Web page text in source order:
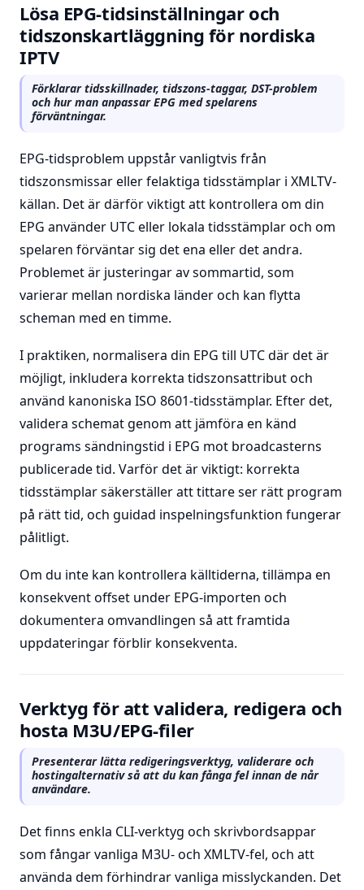
Lösa EPG-tidsinställningar och
tidszonskartläggning för nordiska
IPTV
Förklarar tidsskillnader, tidszons-taggar, DST-problem
och hur man anpassar EPG med spelarens
förväntningar.
EPG-tidsproblem uppstår vanligtvis från
tidszonsmissar eller felaktiga tidsstämplar i XMLTV-
källan. Det är därför viktigt att kontrollera om din
EPG använder UTC eller lokala tidsstämplar och om
spelaren förväntar sig det ena eller det andra.
Problemet är justeringar av sommartid, som
varierar mellan nordiska länder och kan flytta
scheman med en timme.
I praktiken, normalisera din EPG till UTC där det är
möjligt, inkludera korrekta tidszonsattribut och
använd kanoniska ISO 8601-tidsstämplar. Efter det,
validera schemat genom att jämföra en känd
programs sändningstid i EPG mot broadcasterns
publicerade tid. Varför det är viktigt: korrekta
tidsstämplar säkerställer att tittare ser rätt program
på rätt tid, och guidad inspelningsfunktion fungerar
pålitligt.
Om du inte kan kontrollera källtiderna, tillämpa en
konsekvent offset under EPG-importen och
dokumentera omvandlingen så att framtida
uppdateringar förblir konsekventa.
Verktyg för att validera, redigera och
hosta M3U/EPG-filer
Presenterar lätta redigeringsverktyg, validerare och
hostingalternativ så att du kan fånga fel innan de når
användare.
Det finns enkla CLI-verktyg och skrivbordsappar
som fångar vanliga M3U- och XMLTV-fel, och att
använda dem förhindrar vanliga misslyckanden. Det